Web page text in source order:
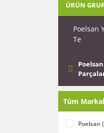
ÜRÜN
Poelsan
Te
Tüm
Poelsan